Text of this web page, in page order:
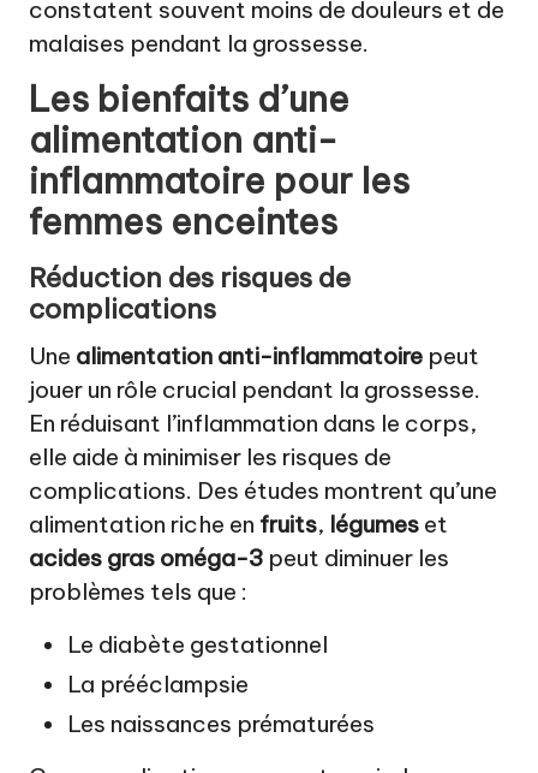
constatent souvent moins de douleurs et de
malaises pendant la grossesse.
Les bienfaits d’une
alimentation anti-
inflammatoire pour les
femmes enceintes
Réduction des risques de
complications
Une alimentation anti-inflammatoire peut
jouer un rôle crucial pendant la grossesse.
En réduisant l’inflammation dans le corps,
elle aide à minimiser les risques de
complications. Des études montrent qu’une
alimentation riche en fruits, légumes et
acides gras oméga-3 peut diminuer les
problèmes tels que :
Le diabète gestationnel
La prééclampsie
Les naissances prématurées